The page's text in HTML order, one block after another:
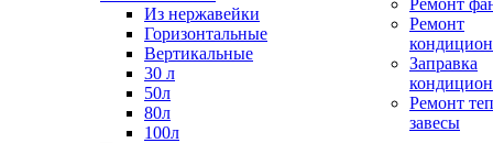
Из нержавейки
Горизонтальные
Вертикальные
30 л
50л
80л
100л
Ремонт
Ремонт
Заправка
Ремонт
завесы